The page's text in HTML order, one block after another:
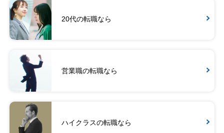
20代の転職なら
営業職の転職なら
ハイクラスの転職なら